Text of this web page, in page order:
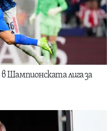
Шампионската лига за